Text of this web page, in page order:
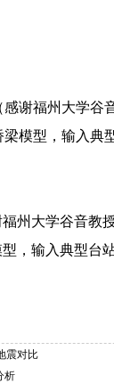
谢福州大学谷
模型，输入典
州大学谷音教
，输入典型台
震对比
析